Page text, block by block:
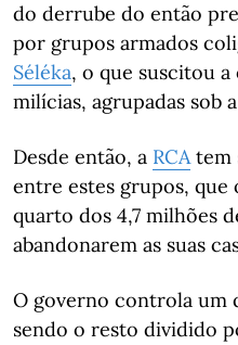
do derrube do então
por grupos armados
Séléka, o que suscitou
milícias, agrupadas sob
Desde então, a RCAtem
entre estes grupos, que
quarto dos 4,7 milhões
abandonarem as suas
O governo controla
sendo o resto dividido